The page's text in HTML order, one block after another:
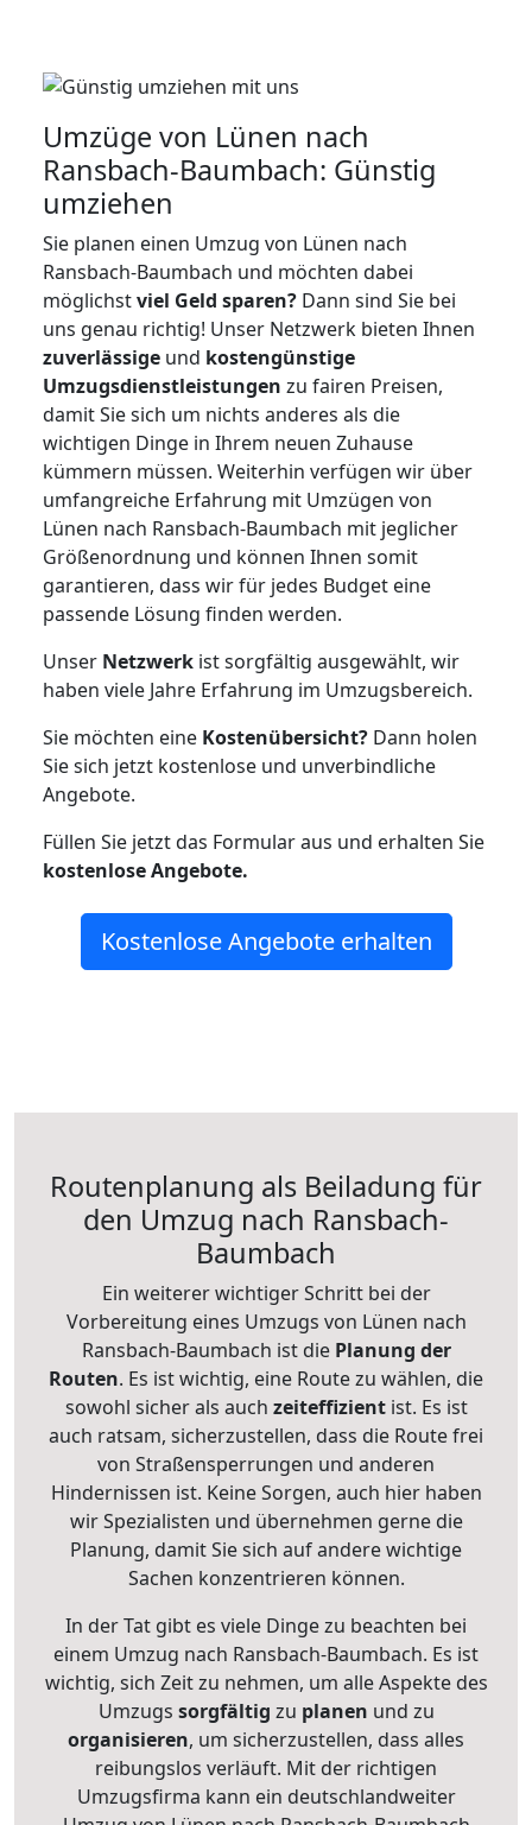
Umzüge von Lünen nach
Ransbach-Baumbach: Günstig
umziehen
Sie planen einen Umzug von Lünen nach
Ransbach-Baumbach und möchten dabei
möglichstviel Geld sparen? Dann sind Sie bei
uns genau richtig! Unser Netzwerk bieten Ihnen
zuverlässige und kostengünstige
Umzugsdienstleistungen zu fairen Preisen,
damit Sie sich um nichts anderes als die
wichtigen Dinge in Ihrem neuen Zuhause
kümmern müssen. Weiterhin verfügen wir über
umfangreiche Erfahrung mit Umzügen von
Lünen nach Ransbach-Baumbach mit jeglicher
Größenordnung und können Ihnen somit
garantieren, dass wir für jedes Budget eine
passende Lösung finden werden.
Unser Netzwerk ist sorgfältig ausgewählt, wir
haben viele Jahre Erfahrung im Umzugsbereich.
Sie möchten eine Kostenübersicht? Dann holen
Sie sich jetzt kostenlose und unverbindliche
Angebote.
Füllen Sie jetzt das Formular aus und erhalten Sie
kostenloseAngebote.
Kostenlose Angebote erhalten
Routenplanung als Beiladung für
den Umzug nach Ransbach-
Baumbach
Ein weiterer wichtiger Schritt bei der
Vorbereitung eines Umzugs von Lünen nach
Ransbach-Baumbach ist diePlanung der
Routen. Es ist wichtig, eine Route zu wählen, die
sowohl sicher als auch zeiteffizientist. Es ist
auch ratsam, sicherzustellen, dass die Route frei
von Straßensperrungen und anderen
Hindernissen ist. Keine Sorgen, auch hier haben
wir Spezialisten und übernehmen gerne die
Planung, damit Sie sich auf andere wichtige
Sachen konzentrieren können.
In der Tat gibt es viele Dinge zu beachten bei
einem Umzug nach Ransbach-Baumbach. Es ist
wichtig, sich Zeit zu nehmen, um alle Aspekte des
Umzugs sorgfältig zu planen und zu
organisieren, um sicherzustellen, dass alles
reibungslos verläuft. Mit der richtigen
Umzugsfirma kann ein deutschlandweiter